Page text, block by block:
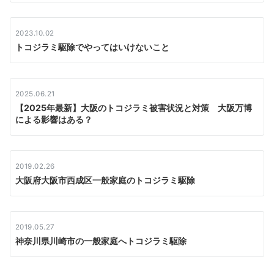
ン
2023.10.02
トコジラミ駆除でやってはいけないこと
2025.06.21
【2025年最新】大阪のトコジラミ被害状況と対策 大阪万博
による影響はある？
2019.02.26
大阪府大阪市西成区一般家庭のトコジラミ駆除
2019.05.27
神奈川県川崎市の一般家庭へトコジラミ駆除